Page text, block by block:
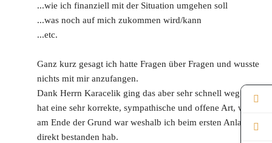
...wie ich finanziell mit der Situation umgehen soll
...was noch auf mich zukommen wird/kann
...etc.
Ganz kurz gesagt ich hatte Fragen über Fragen und wusste
nichts mit mir anzufangen.
Dank Herrn Karacelik ging das aber sehr schnell weg. Er
hat eine sehr korrekte, sympathische und offene Art, was
am Ende der Grund war weshalb ich beim ersten Anlauf
direkt bestanden hab.